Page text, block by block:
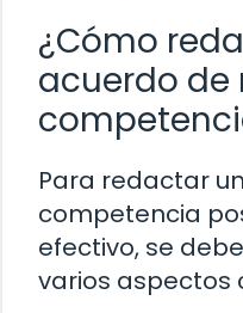
¿Cómo
acuerdo de
Para redactar
competencia
efectivo, se
varios aspectos